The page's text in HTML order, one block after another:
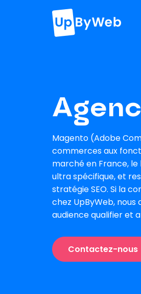
Magento (Adobe
commerces aux
marché en France,
ultra spécifique, et
stratégie SEO. Si la
chez UpByWeb,
audience qualifier et
Contactez-nous